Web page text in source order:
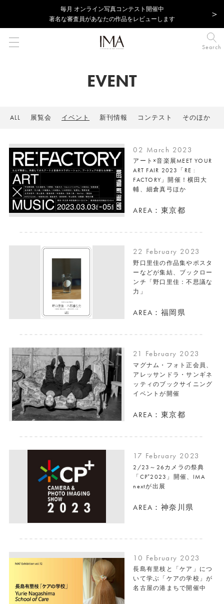
毎⽉ オンライン写真コンテスト開催中
著名な審査員があなたの作品をレビューします
Search
EVENT
ALL 展覧会 イベント 新刊情報 コンテスト そのほか
02 March 2023
アート×音楽展MEET YOUR
ART FAIR 2023「RE :
FACTORY」開催！横田大
輔、細倉真弓ほか
AREA：東京都
22 February 2023
野口里佳の作品集やポスタ
ーなどが集結、ブックロー
ンチ「野口里佳：不思議な
力」
AREA：福岡県
21 February 2023
マグナム・フォト正会員、
アレッサンドラ・サンギネ
ッティのブックサイニング
イベントが開催
AREA：東京都
17 February 2023
2/23～26カメラの祭典
「CP⁺2023」開催、IMA
nextが出展
AREA：神奈川県
10 February 2023
長島有里枝と「ケア」につ
いて学ぶ「ケアの学校」が
名古屋の港まちで開催中